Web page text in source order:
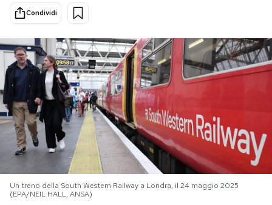
Scienza
Economia
Sport
Altrecose
Mondiali calcio 2026
PODCAST
NEWSLETTER
I MIEI PREFERITI
Condividi
Un treno della South Western Railway a Londra, il 24 maggio 2025
(EPA/NEIL HALL, ANSA)